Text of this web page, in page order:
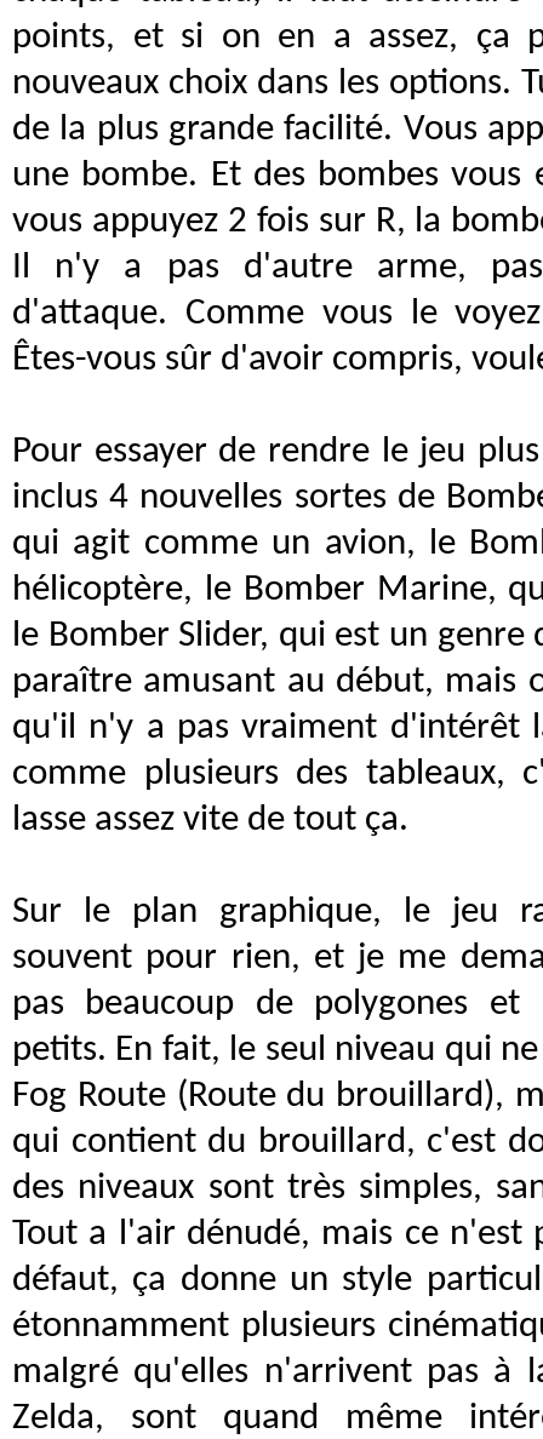
points, et si on en a assez, ça
nouveaux choix dans les options.
de la plus grande facilité. Vous
une bombe. Et des bombes vous
vous appuyez 2 fois sur R, la
Il n'y a pas d'autre arme,
d'attaque. Comme vous le
Êtes-vous sûr d'avoir compris,
Pour essayer de rendre le jeu
inclus 4 nouvelles sortes de
qui agit comme un avion, le
hélicoptère, le Bomber Marine,
le Bomber Slider, qui est un genre
paraître amusant au début, mais
qu'il n'y a pas vraiment d'intérêt
comme plusieurs des tableaux,
lasse assez vite de tout ça.
Sur le plan graphique, le jeu
souvent pour rien, et je me
pas beaucoup de polygones
petits. En fait, le seul niveau qui
Fog Route (Route du brouillard),
qui contient du brouillard, c'est
des niveaux sont très simples,
Tout a l'air dénudé, mais ce n'est
défaut, ça donne un style
étonnamment plusieurs
malgré qu'elles n'arrivent pas à
Zelda, sont quand même